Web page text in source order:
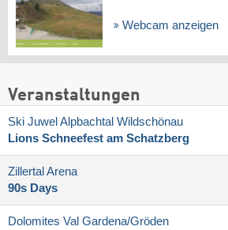
Webcam anzeigen
Veranstaltungen
Ski Juwel Alpbachtal Wildschönau
Lions Schneefest am Schatzberg
Zillertal Arena
90s Days
Dolomites Val Gardena/​Gröden